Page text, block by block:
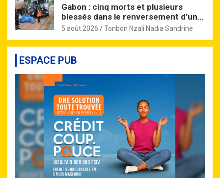
Gabon : cinq morts et plusieurs
blessés dans le renversement d’un
camion près de Nzinga
5 août 2026 Tonbon Nzali Nadia Sandrine
ESPACE PUB